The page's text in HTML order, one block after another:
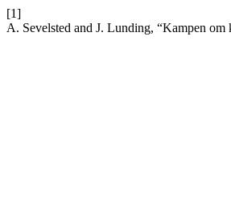
[1]
A. Sevelsted and J. Lunding, “Kampen